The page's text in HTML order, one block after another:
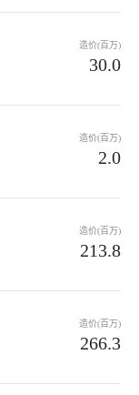
造价(百万)
30.0
造价(百万)
2.0
造价(百万)
213.8
造价(百万)
266.3